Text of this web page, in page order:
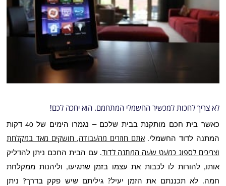
לא צריך לחכות למכשיר החשמלי המתחמם. הוא יחכה לכם!
כאשר בית חכם מותקנת בבית שלכם – נגמרו הימים של40 דקות
המתנה לדוד החשמלי.אתם חוזרים מהעבודה, חושקים מאד במקלחת
וצריכים לספוג כמעט שעה המתנה לדוד. עם הבית החכם ניתן להדליק
אותו, להורות לו לכבות את עצמו בזמן שתגיעו, וליהנות ממקלחת
חמה. לא תכננתם את הזמן יעיל? גיליתם שיש פקק בדרך? ניתן